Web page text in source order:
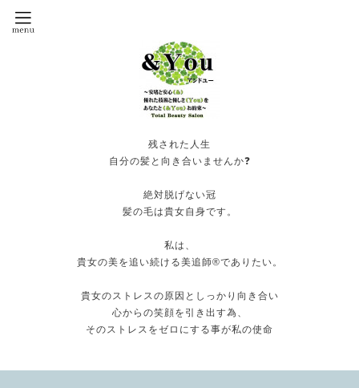
残された人生
自分の髪と向き合いませんか❓
絶対脱げない冠
髪の毛は貴女自身です。
私は、
貴女の美を追い続ける美追師®️でありたい。
貴女のストレスの原因としっかり向き合い
心からの笑顔を引き出す為、
そのストレスをゼロにする事が私の使命